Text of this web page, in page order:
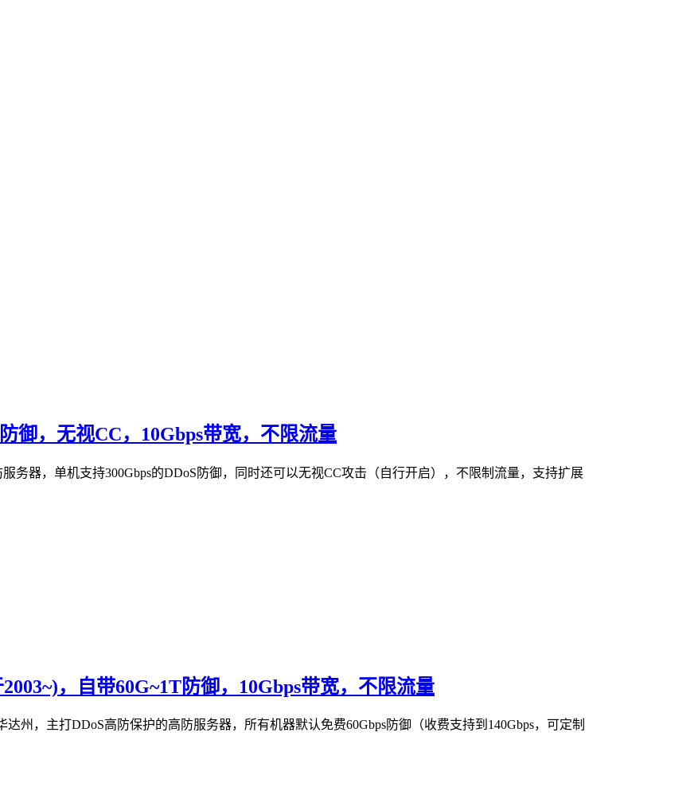
御，无视CC，10Gbps带宽，不限流量
务器，单机支持300Gbps的DDoS防御，同时还可以无视CC攻击（自行开启），不限制流量，支持扩展
，自带60G~1T防御，10Gbps带宽，不限流量
州，主打DDoS高防保护的高防服务器，所有机器默认免费60Gbps防御（收费支持到140Gbps，可定制